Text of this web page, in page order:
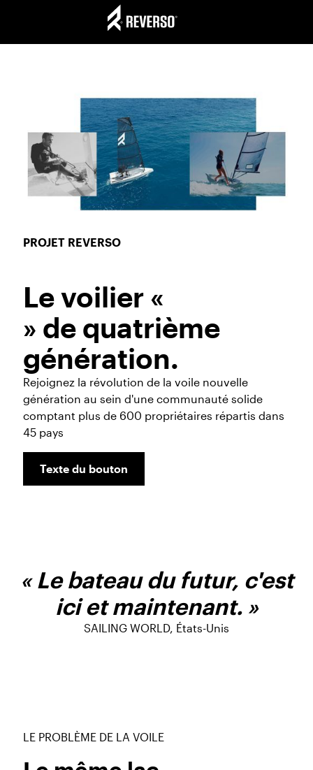
PROJET REVERSO
Le voilier «
» de quatrième
génération.
Rejoignez la révolution de la voile nouvelle
génération au sein d'une communauté solide
comptant plus de 600 propriétaires répartis dans
45 pays
Texte du bouton
« Le bateau du futur, c'est
ici et maintenant. »
SAILING WORLD, États-Unis
LE PROBLÈME DE LA VOILE